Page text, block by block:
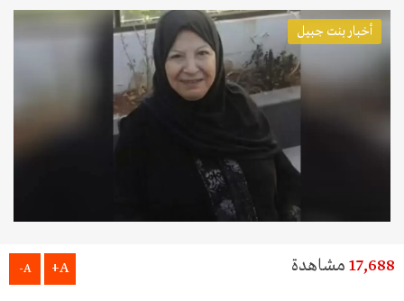
أخبار بنت جبيل
17,688 مشاهدة A+
A-